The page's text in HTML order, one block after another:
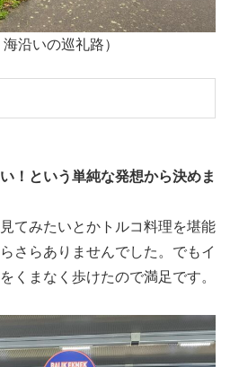
沿いの巡礼路）
！という単純な発想から決めま
てみたいとかトルコ料理を堪能
さらありませんでした。でもイ
くまなく歩けたので満足です。